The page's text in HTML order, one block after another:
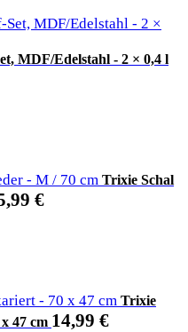
MDF/Edelstahl - 2 × 0,4 l
Trixie Schal
€
Trixie
47 cm 14,99 €